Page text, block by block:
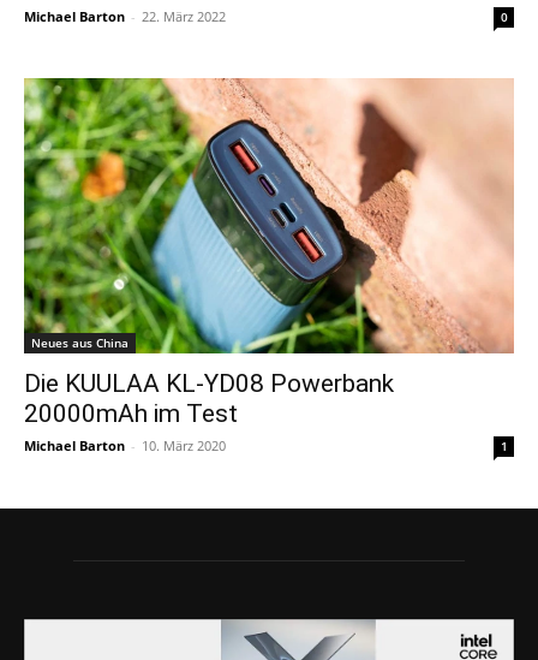
Michael Barton - 22. März 2022 0
Neues aus China
Die KUULAA KL-YD08 Powerbank
20000mAh im Test
Michael Barton - 10. März 2020 1